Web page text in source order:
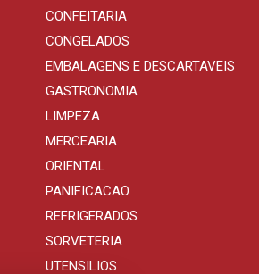
CONFEITARIA
CONGELADOS
EMBALAGENS E DESCARTAVEIS
GASTRONOMIA
LIMPEZA
MERCEARIA
ORIENTAL
PANIFICACAO
REFRIGERADOS
SORVETERIA
UTENSILIOS